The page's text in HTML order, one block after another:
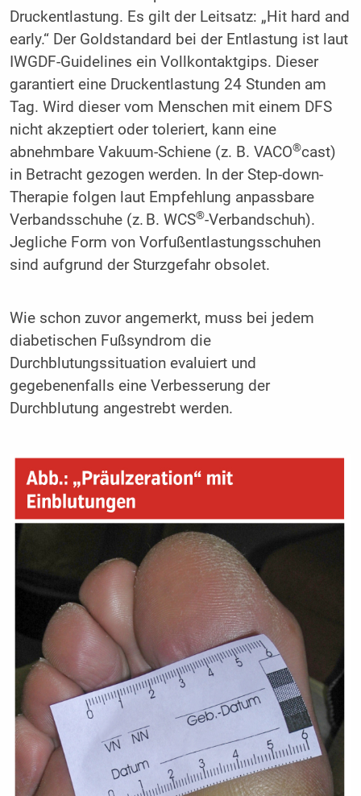
Druckentlastung. Es gilt der Leitsatz: „Hit hard and
early.“ Der Goldstandard bei der Entlastung ist laut
IWGDF-Guidelines ein Vollkontaktgips. Dieser
garantiert eine Druckentlastung 24 Stunden am
Tag. Wird dieser vom Menschen mit einem DFS
nicht akzeptiert oder toleriert, kann eine
abnehmbare Vakuum-Schiene (z. B. VACO®cast)
in Betracht gezogen werden. In der Step-down-
Therapie folgen laut Empfehlung anpassbare
Verbandsschuhe (z. B. WCS®-Verbandschuh).
Jegliche Form von Vorfußentlastungsschuhen
sind aufgrund der Sturzgefahr obsolet.
Wie schon zuvor angemerkt, muss bei jedem
diabetischen Fußsyndrom die
Durchblutungssituation evaluiert und
gegebenenfalls eine Verbesserung der
Durchblutung angestrebt werden.